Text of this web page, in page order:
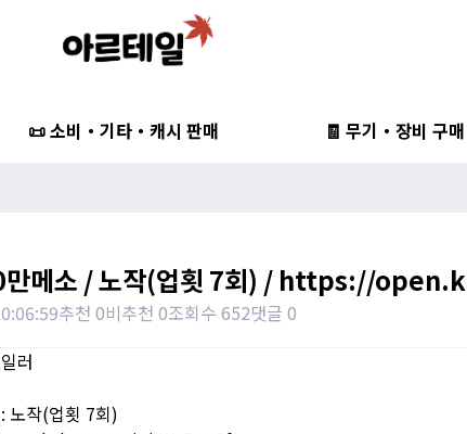
📜 소비・기타・캐시 판매 🧾 무기・장비 구매
만메소 / 노작(업횟 7회) / https://
추천 0비추천 0조회수 652댓글 0
러
노작(업횟 7회)